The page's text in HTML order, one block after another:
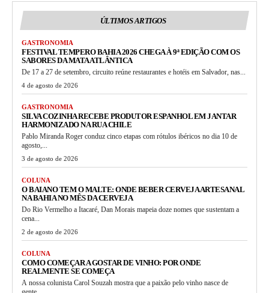
ÚLTIMOS ARTIGOS
GASTRONOMIA
FESTIVAL TEMPERO BAHIA 2026 CHEGA À 9ª EDIÇÃO COM OS
SABORES DA MATA ATLÂNTICA
De 17 a 27 de setembro, circuito reúne restaurantes e hotéis em Salvador, nas...
4 de agosto de 2026
GASTRONOMIA
SILVA COZINHA RECEBE PRODUTOR ESPANHOL EM JANTAR
HARMONIZADO NA RUA CHILE
Pablo Miranda Roger conduz cinco etapas com rótulos ibéricos no dia 10 de
agosto,...
3 de agosto de 2026
COLUNA
O BAIANO TEM O MALTE: ONDE BEBER CERVEJA ARTESANAL
NA BAHIA NO MÊS DA CERVEJA
Do Rio Vermelho a Itacaré, Dan Morais mapeia doze nomes que sustentam a
cena...
2 de agosto de 2026
COLUNA
COMO COMEÇAR A GOSTAR DE VINHO: POR ONDE
REALMENTE SE COMEÇA
A nossa colunista Carol Souzah mostra que a paixão pelo vinho nasce de